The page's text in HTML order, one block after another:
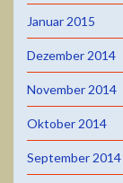
Januar 2015
Dezember 2014
November 2014
Oktober 2014
September 2014